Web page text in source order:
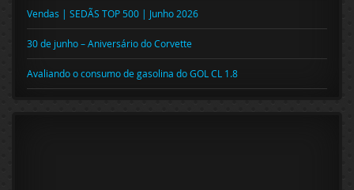
Vendas | SEDÃS TOP 500 | Junho 2026
30 de junho – Aniversário do Corvette
Avaliando o consumo de gasolina do GOL CL 1.8